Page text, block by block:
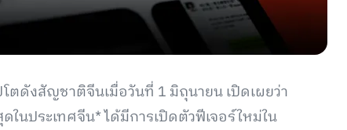
ตดังสัญชาติจีนเมื่อวันที่ 1 มิถุนายน เปิดเผยว่า
ในประเทศจีน* ได้มีการเปิดตัวฟีเจอร์ใหม่ใน